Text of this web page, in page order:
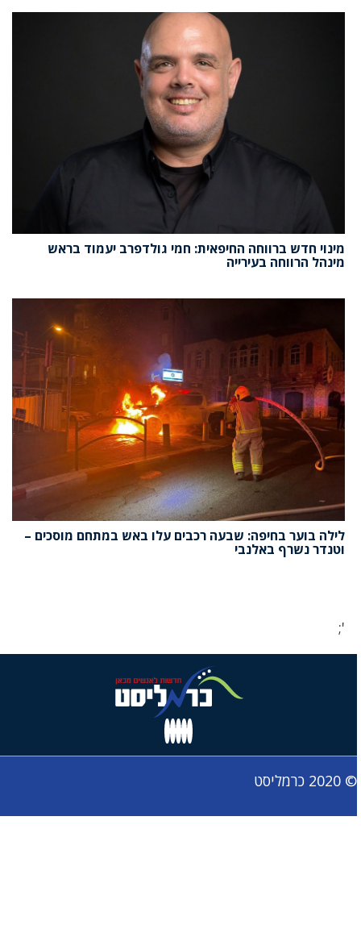
מינוי חדש ברווחה החיפאית: חמי גולדפרב יעמוד בראש
מינהל הרווחה בעירייה
לילה בוער בחיפה: שבעה רכבים עלו באש במתחם מוסכים –
וטנדר נשרף באלנבי
';
© 2020 כרמליסט